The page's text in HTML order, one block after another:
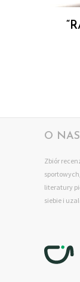
O NAS
Zbiór
literatury
siebie i